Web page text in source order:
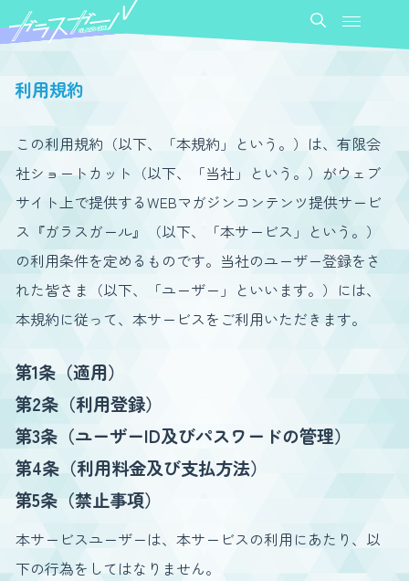
利用規約
この利用規約（以下、「本規約」という。）は、有限会
社ショートカット（以下、「当社」という。）がウェブ
サイト上で提供するWEBマガジンコンテンツ提供サービ
ス『ガラスガール』（以下、「本サービス」という。）
の利用条件を定めるものです。当社のユーザー登録をさ
れた皆さま（以下、「ユーザー」といいます。）には、
本規約に従って、本サービスをご利用いただきます。
第1条（適用）
第2条（利用登録）
第3条（ユーザーID及びパスワードの管理）
第4条（利用料金及び支払方法）
第5条（禁止事項）
本サービスユーザーは、本サービスの利用にあたり、以
下の行為をしてはなりません。